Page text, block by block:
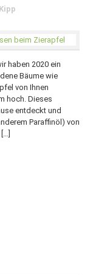
haben 2020 ein
Bäume wie
von Ihnen
hoch. Dieses
entdeckt und
Paraffinöl) von